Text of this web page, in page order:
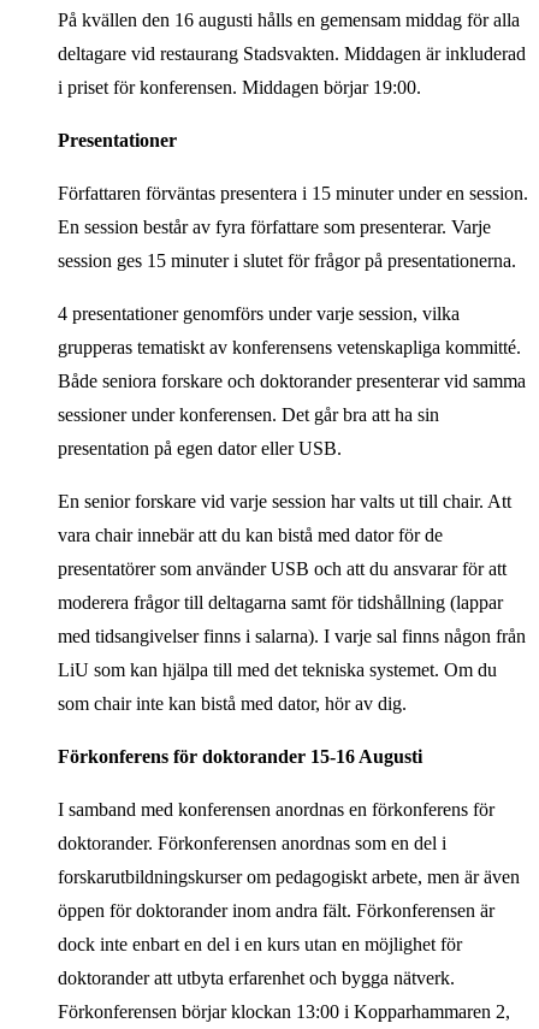
På kvällen den 16 augusti hålls en gemensam middag för alla
deltagare vid restaurang Stadsvakten. Middagen är inkluderad
i priset för konferensen. Middagen börjar 19:00.
Presentationer
Författaren förväntas presentera i 15 minuter under en session.
En session består av fyra författare som presenterar. Varje
session ges 15 minuter i slutet för frågor på presentationerna.
4 presentationer genomförs under varje session, vilka
grupperas tematiskt av konferensens vetenskapliga kommitté.
Både seniora forskare och doktorander presenterar vid samma
sessioner under konferensen. Det går bra att ha sin
presentation på egen dator eller USB.
En senior forskare vid varje session har valts ut till chair. Att
vara chair innebär att du kan bistå med dator för de
presentatörer som använder USB och att du ansvarar för att
moderera frågor till deltagarna samt för tidshållning (lappar
med tidsangivelser finns i salarna). I varje sal finns någon från
LiU som kan hjälpa till med det tekniska systemet. Om du
som chair inte kan bistå med dator, hör av dig.
Förkonferens för doktorander 15-16 Augusti
I samband med konferensen anordnas en förkonferens för
doktorander. Förkonferensen anordnas som en del i
forskarutbildningskurser om pedagogiskt arbete, men är även
öppen för doktorander inom andra fält. Förkonferensen är
dock inte enbart en del i en kurs utan en möjlighet för
doktorander att utbyta erfarenhet och bygga nätverk.
Förkonferensen börjar klockan 13:00 i Kopparhammaren 2,